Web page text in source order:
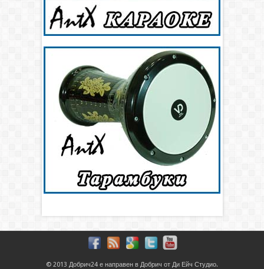
© 2013 Добрич24 е направен в Добрич от Ди Ейч Студио.